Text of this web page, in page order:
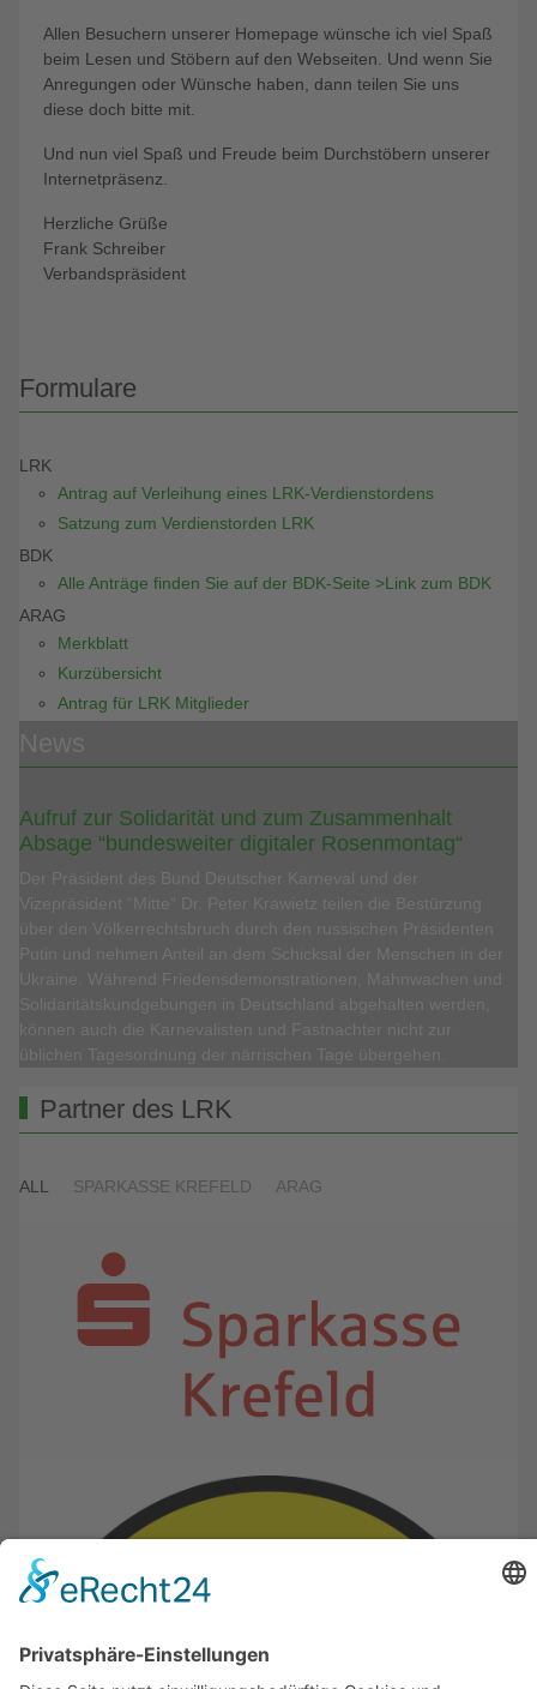
Allen Besuchern unserer Homepage wünsche ich viel Spaß
beim Lesen und Stöbern auf den Webseiten. Und wenn Sie
Anregungen oder Wünsche haben, dann teilen Sie uns
diese doch bitte mit.
Und nun viel Spaß und Freude beim Durchstöbern unserer
Internetpräsenz.
Herzliche Grüße
Frank Schreiber
Verbandspräsident
Formulare
LRK
Antrag auf Verleihung eines LRK-Verdienstordens
Satzung zum Verdienstorden LRK
BDK
Alle Anträge finden Sie auf der BDK-Seite >Link zum BDK
ARAG
Merkblatt
Kurzübersicht
Antrag für LRK Mitglieder
Aufruf zur Solidarität und zum Zusammenhalt
Absage “bundesweiter digitaler Rosenmontag“
Partner des LRK
ALL SPARKASSE KREFELD ARAG